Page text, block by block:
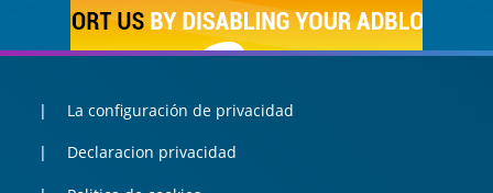
La configuración de privacidad
Declaracion privacidad